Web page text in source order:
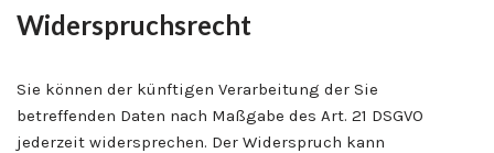
Widerspruchsrecht
Sie können der künftigen Verarbeitung der Sie
betreffenden Daten nach Maßgabe des Art. 21 DSGVO
jederzeit widersprechen. Der Widerspruch kann